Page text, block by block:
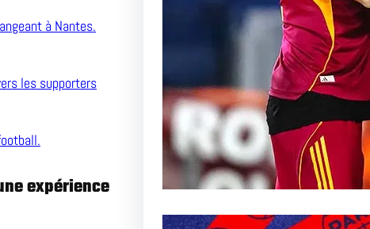
à Nantes.
les supporters
expérience
Article sur le Match AS Roma Le
Passionnant Monde du…